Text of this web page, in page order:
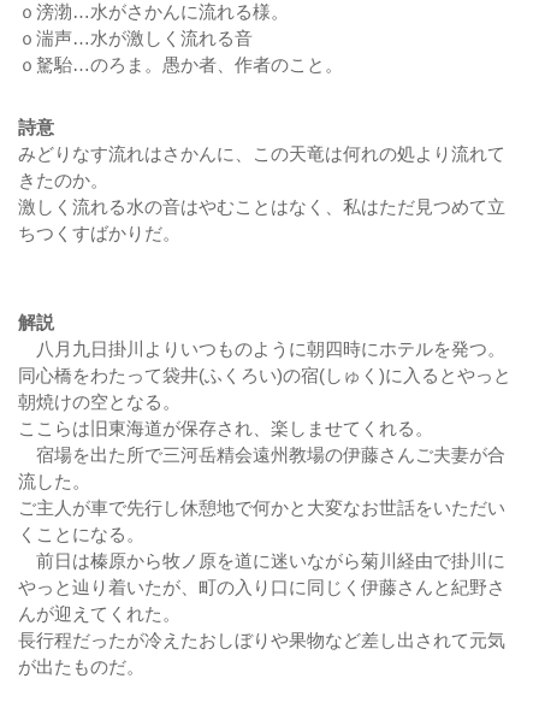
ｏ滂渤…水がさかんに流れる様。
ｏ湍声…水が激しく流れる音
ｏ駑駘…のろま。愚か者、作者のこと。
詩意
みどりなす流れはさかんに、この天竜は何れの処より流れて
きたのか。
激しく流れる水の音はやむことはなく、私はただ見つめて立
ちつくすばかりだ。
解説
八月九日掛川よりいつものように朝四時にホテルを発つ。
同心橋をわたって袋井(ふくろい)の宿(しゅく)に入るとやっと
朝焼けの空となる。
ここらは旧東海道が保存され、楽しませてくれる。
宿場を出た所で三河岳精会遠州教場の伊藤さんご夫妻が合
流した。
ご主人が車で先行し休憩地で何かと大変なお世話をいただい
くことになる。
前日は榛原から牧ノ原を道に迷いながら菊川経由で掛川に
やっと辿り着いたが、町の入り口に同じく伊藤さんと紀野さ
んが迎えてくれた。
長行程だったが冷えたおしぼりや果物など差し出されて元気
が出たものだ。